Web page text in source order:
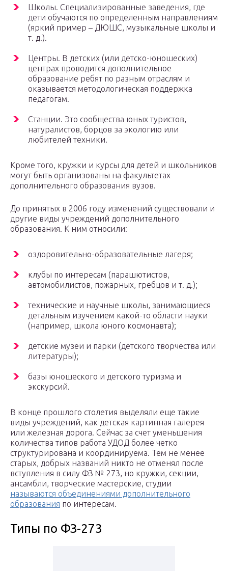
Школы. Специализированные заведения, где
дети обучаются по определенным направлениям
(яркий пример – ДЮШС, музыкальные школы и
т. д.).
Центры. В детских (или детско-юношеских)
центрах проводится дополнительное
образование ребят по разным отраслям и
оказывается методологическая поддержка
педагогам.
Станции. Это сообщества юных туристов,
натуралистов, борцов за экологию или
любителей техники.
Кроме того, кружки и курсы для детей и школьников
могут быть организованы на факультетах
дополнительного образования вузов.
До принятых в 2006 году изменений существовали и
другие виды учреждений дополнительного
образования. К ним относили:
оздоровительно-образовательные лагеря;
клубы по интересам (парашютистов,
автомобилистов, пожарных, гребцов и т. д.);
технические и научные школы, занимающиеся
детальным изучением какой-то области науки
(например, школа юного космонавта);
детские музеи и парки (детского творчества или
литературы);
базы юношеского и детского туризма и
экскурсий.
В конце прошлого столетия выделяли еще такие
виды учреждений, как детская картинная галерея
или железная дорога. Сейчас за счет уменьшения
количества типов работа УДОД более четко
структурирована и координируема. Тем не менее
старых, добрых названий никто не отменял после
вступления в силу ФЗ № 273, но кружки, секции,
ансамбли, творческие мастерские, студии
называются объединениями дополнительного
образования по интересам.
Типы по ФЗ-273